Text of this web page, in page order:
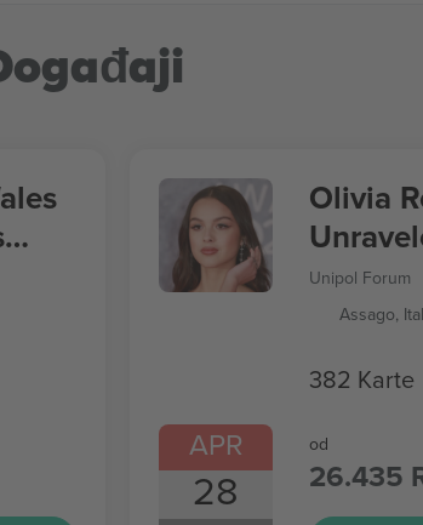
APR
28
Olivia
Unipol Forum
Assago,
382 Karte
od
26.435